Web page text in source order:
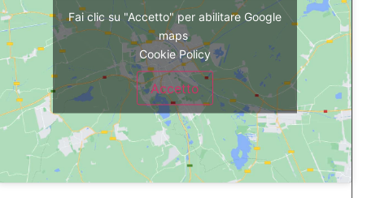
Fai clic su "Accetto" per abilitare Google
maps
Cookie Policy
Accetto